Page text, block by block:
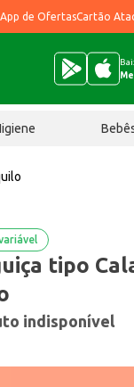
de OfertasCartão
tipo
indisponível